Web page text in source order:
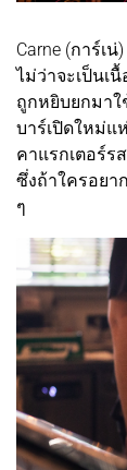
Carne (การ์เ
ไม่ว่าจะเป็นเ
ถูกหยิบยกมา
บาร์เปิดใหม่แ
คาแรกเตอร์ร
ซึ่งถ้าใครอยา
ๆ